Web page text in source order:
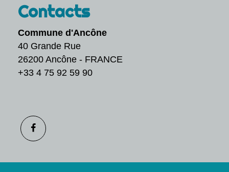
Contacts
Commune d'Ancône
40 Grande Rue
26200 Ancône - FRANCE
+33 4 75 92 59 90